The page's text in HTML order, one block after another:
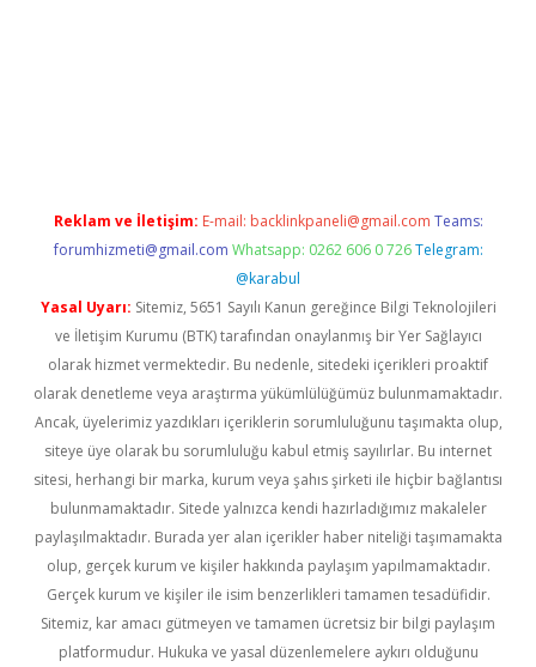
Reklam ve İletişim: E-mail: backlinkpaneli@gmail.com Teams:
forumhizmeti@gmail.com Whatsapp: 0262 606 0 726 Telegram:
@karabul
Yasal Uyarı: Sitemiz, 5651 Sayılı Kanun gereğince Bilgi Teknolojileri
ve İletişim Kurumu (BTK) tarafından onaylanmış bir Yer Sağlayıcı
olarak hizmet vermektedir. Bu nedenle, sitedeki içerikleri proaktif
olarak denetleme veya araştırma yükümlülüğümüz bulunmamaktadır.
Ancak, üyelerimiz yazdıkları içeriklerin sorumluluğunu taşımakta olup,
siteye üye olarak bu sorumluluğu kabul etmiş sayılırlar. Bu internet
sitesi, herhangi bir marka, kurum veya şahıs şirketi ile hiçbir bağlantısı
bulunmamaktadır. Sitede yalnızca kendi hazırladığımız makaleler
paylaşılmaktadır. Burada yer alan içerikler haber niteliği taşımamakta
olup, gerçek kurum ve kişiler hakkında paylaşım yapılmamaktadır.
Gerçek kurum ve kişiler ile isim benzerlikleri tamamen tesadüfidir.
Sitemiz, kar amacı gütmeyen ve tamamen ücretsiz bir bilgi paylaşım
platformudur. Hukuka ve yasal düzenlemelere aykırı olduğunu